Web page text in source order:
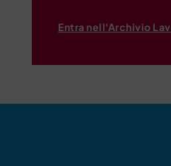
Entra nell'Archivio